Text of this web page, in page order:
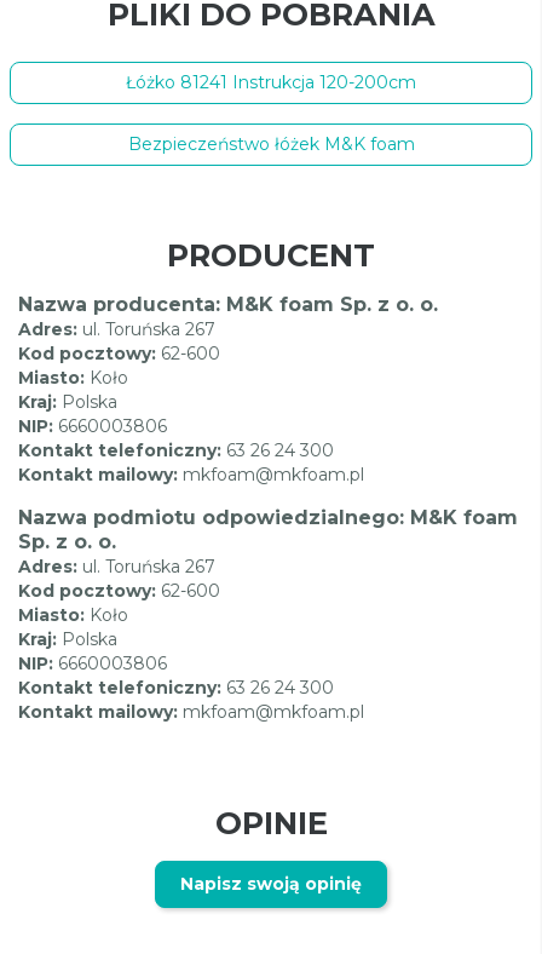
PLIKI DO POBRANIA
Łóżko 81241 Instrukcja 120-200cm
Bezpieczeństwo łóżek M&K foam
PRODUCENT
Nazwa producenta: M&K foam Sp. z o. o.
Adres: ul. Toruńska 267
Kod pocztowy: 62-600
Miasto: Koło
Kraj: Polska
NIP: 6660003806
Kontakt telefoniczny: 63 26 24 300
Kontakt mailowy: mkfoam@mkfoam.pl
Nazwa podmiotu odpowiedzialnego: M&K foam
Sp. z o. o.
Adres: ul. Toruńska 267
Kod pocztowy: 62-600
Miasto: Koło
Kraj: Polska
NIP: 6660003806
Kontakt telefoniczny: 63 26 24 300
Kontakt mailowy: mkfoam@mkfoam.pl
OPINIE
Napisz swoją opinię